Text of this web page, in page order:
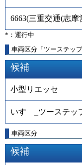
6663(三重交通(志摩
*：運行中
車両区分「ツーステッ
候補
小型リエッセ
いすゞ_ツーステッ
車両区分
候補